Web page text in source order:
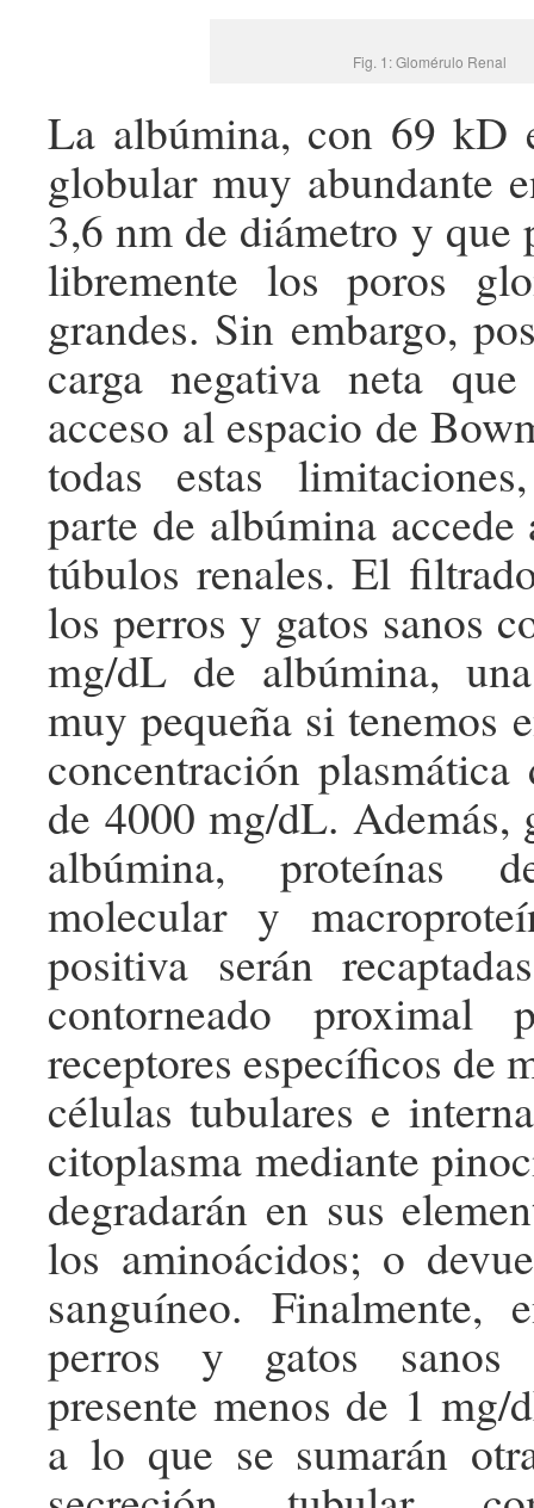
Fig. 1: Glomérulo Renal
La albúmina, con 69 kD
globular muy abundante
3,6 nm de diámetro y que
libremente los poros
grandes. Sin embargo,
carga negativa neta
acceso al espacio de
todas estas
parte de albúmina
túbulos renales. El
los perros y gatos sanos
mg/dL de albúmina,
muy pequeña si tenemos
concentración
de 4000 mg/dL. Además,
albúmina, proteínas
molecular y
positiva serán
contorneado proximal
receptores específicos de
células tubulares e
citoplasma mediante
degradarán en sus
los aminoácidos; o
sanguíneo.
perros y gatos sanos
presente menos de 1
a lo que se sumarán